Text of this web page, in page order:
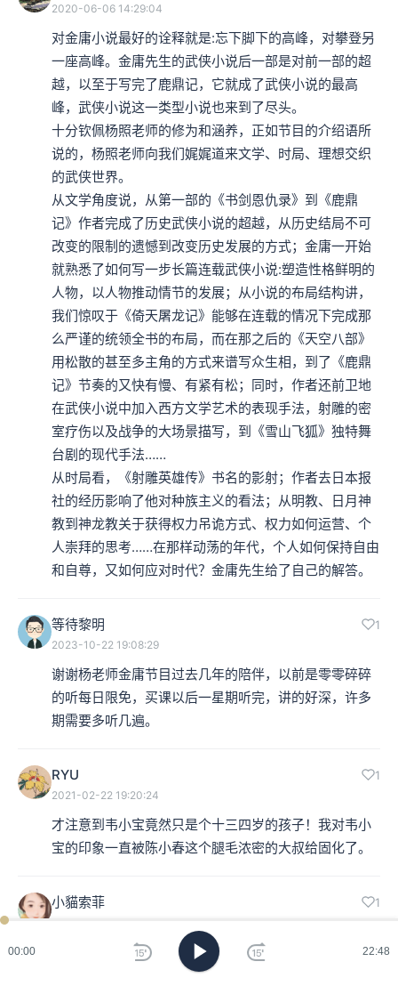
00:00 22:48
2020-06-06 14:29:04
对金庸小说最好的诠释就是:忘下脚下的高峰，对攀登另
一座高峰。金庸先生的武侠小说后一部是对前一部的超
越，以至于写完了鹿鼎记，它就成了武侠小说的最高
峰，武侠小说这一类型小说也来到了尽头。
十分钦佩杨照老师的修为和涵养，正如节目的介绍语所
说的，杨照老师向我们娓娓道来文学、时局、理想交织
的武侠世界。
从文学角度说，从第一部的《书剑恩仇录》到《鹿鼎
记》作者完成了历史武侠小说的超越，从历史结局不可
改变的限制的遗憾到改变历史发展的方式；金庸一开始
就熟悉了如何写一步长篇连载武侠小说:塑造性格鲜明的
人物，以人物推动情节的发展；从小说的布局结构讲，
我们惊叹于《倚天屠龙记》能够在连载的情况下完成那
么严谨的统领全书的布局，而在那之后的《天空八部》
用松散的甚至多主角的方式来谱写众生相，到了《鹿鼎
记》节奏的又快有慢、有紧有松；同时，作者还前卫地
在武侠小说中加入西方文学艺术的表现手法，射雕的密
室疗伤以及战争的大场景描写，到《雪山飞狐》独特舞
台剧的现代手法……
从时局看，《射雕英雄传》书名的影射；作者去日本报
社的经历影响了他对种族主义的看法；从明教、日月神
教到神龙教关于获得权力吊诡方式、权力如何运营、个
人崇拜的思考……在那样动荡的年代，个人如何保持自由
和自尊，又如何应对时代？金庸先生给了自己的解答。
等待黎明 1
2023-10-22 19:08:29
谢谢杨老师金庸节目过去几年的陪伴，以前是零零碎碎
的听每日限免，买课以后一星期听完，讲的好深，许多
期需要多听几遍。
RYU 1
2021-02-22 19:20:24
才注意到韦小宝竟然只是个十三四岁的孩子！我对韦小
宝的印象一直被陈小春这个腿毛浓密的大叔给固化了。
小貓索菲 1
「这个权力并不是来自于你有多大的能力，而是你装出
来你有什么样的靠山，同时你找到了什么样的靠山。靠